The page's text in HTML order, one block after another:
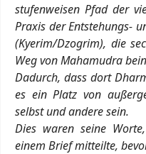
stufenweisen Pfad der
Praxis der Entstehungs-
(Kyerim/Dzogrim), die
Weg von Mahamudra
Dadurch, dass dort
es ein Platz von
selbst und andere sein.
Dies waren seine
einem Brief mitteilte,